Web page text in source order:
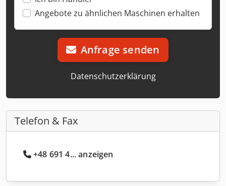
Angebote zu ähnlichen Maschinen erhalten
Anfrage senden
Datenschutzerklärung
Telefon & Fax
+48 691 4... anzeigen